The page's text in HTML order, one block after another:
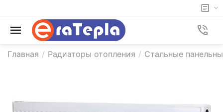
Главная / Радиаторы отопления / Стальные